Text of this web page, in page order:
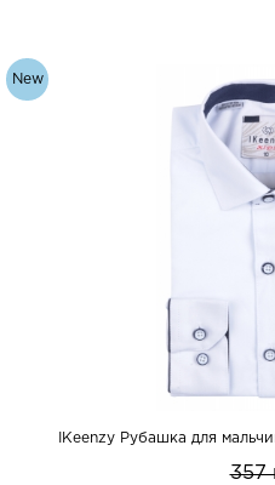
New
IKeenzy Рубашка для
357